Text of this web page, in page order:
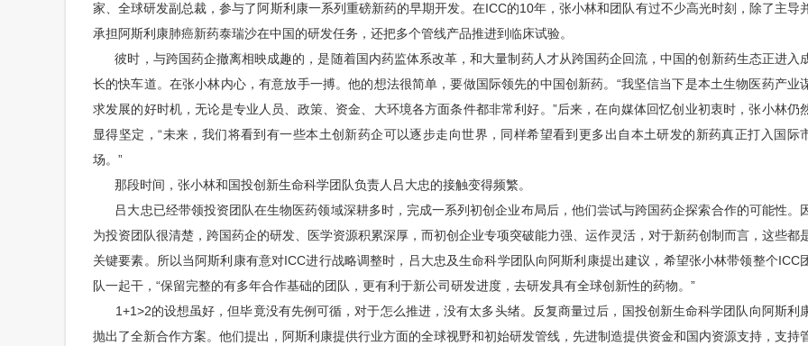
家、全球研发副总裁，参与了阿斯利康一系列重磅新药的早期开发。在ICC的10年，张小林和团队有过不少高光时刻，除了主导
承担阿斯利康肺癌新药泰瑞沙在中国的研发任务，还把多个管线产品推进到临床试验。
彼时，与跨国药企撤离相映成趣的，是随着国内药监体系改革，和大量制药人才从跨国药企回流，中国的创新药生态正进入
长的快车道。在张小林内心，有意放手一搏。他的想法很简单，要做国际领先的中国创新药。“我坚信当下是本土生物医药产业
求发展的好时机，无论是专业人员、政策、资金、大环境各方面条件都非常利好。”后来，在向媒体回忆创业初衷时，张小林仍
显得坚定，“未来，我们将看到有一些本土创新药企可以逐步走向世界，同样希望看到更多出自本土研发的新药真正打入国际
场。”
那段时间，张小林和国投创新生命科学团队负责人吕大忠的接触变得频繁。
吕大忠已经带领投资团队在生物医药领域深耕多时，完成一系列初创企业布局后，他们尝试与跨国药企探索合作的可能性。
为投资团队很清楚，跨国药企的研发、医学资源积累深厚，而初创企业专项突破能力强、运作灵活，对于新药创制而言，这些都
关键要素。所以当阿斯利康有意对ICC进行战略调整时，吕大忠及生命科学团队向阿斯利康提出建议，希望张小林带领整个ICC
队一起干，“保留完整的有多年合作基础的团队，更有利于新公司研发进度，去研发具有全球创新性的药物。”
1+1>2的设想虽好，但毕竟没有先例可循，对于怎么推进，没有太多头绪。反复商量过后，国投创新生命科学团队向阿斯利
抛出了全新合作方案。他们提出，阿斯利康提供行业方面的全球视野和初始研发管线，先进制造提供资金和国内资源支持，支持